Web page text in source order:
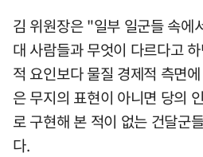
김 위원장은 "일부 일군들 속에
대 사람들과 무엇이 다르다고
적 요인보다 물질 경제적 측면
은 무지의 표현이 아니면 당의
로 구현해 본 적이 없는 건달군
다.